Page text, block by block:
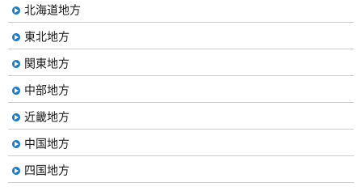
北海道地方
東北地方
関東地方
中部地方
近畿地方
中国地方
四国地方